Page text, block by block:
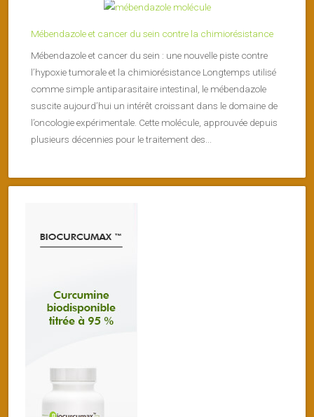
Mébendazole et cancer du sein contre la chimiorésistance
Mébendazole et cancer du sein : une nouvelle piste contre
l’hypoxie tumorale et la chimiorésistance Longtemps utilisé
comme simple antiparasitaire intestinal, le mébendazole
suscite aujourd’hui un intérêt croissant dans le domaine de
l’oncologie expérimentale. Cette molécule, approuvée depuis
plusieurs décennies pour le traitement des...